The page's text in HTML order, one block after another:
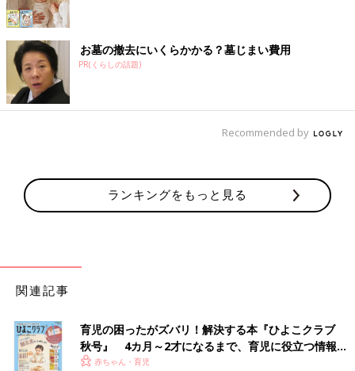
お墓の撤去にいくらかかる？墓じまい費用
PR(くらしの話題)
Recommended by
ランキングをもっと見る
関連記事
育児の困ったがズバリ！解決する本『ひよこクラブ
秋号』 4カ月～2才になるまで、育児に役立つ情報が
いっぱい！
赤ちゃん・育児